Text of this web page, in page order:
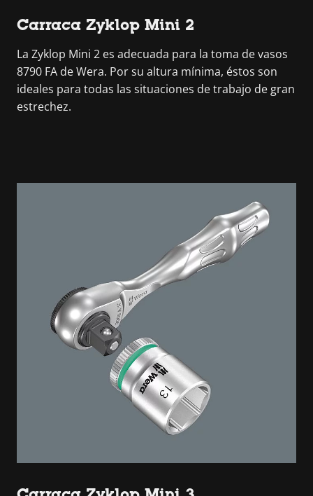
Carraca Zyklop Mini 2
La Zyklop Mini 2 es adecuada para la toma de vasos
8790 FA de Wera. Por su altura mínima, éstos son
ideales para todas las situaciones de trabajo de gran
estrechez.